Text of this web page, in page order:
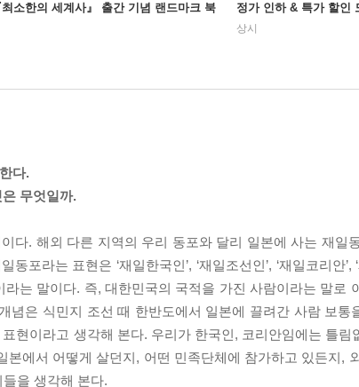
소한의 세계사』 출간 기념 랜드마크 북
정가 인하 & 특가 할인
상시
다.
무엇일까.
다. 해외 다른 지역의 우리 동포와 달리 일본에 사는 재일
라는 표현은 ‘재일한국인’, ‘재일조선인’, ‘재일코리안’,
라는 말이다. 즉, 대한민국의 국적을 가진 사람이라는 말로
념은 식민지 조선 때 한반도에서 일본에 끌려간 사람 보통
현이라고 생각해 본다. 우리가 한국인, 코리안임에는 틀림
본에서 어떻게 살던지, 어떤 민족단체에 참가하고 있든지,
을 생각해 본다.